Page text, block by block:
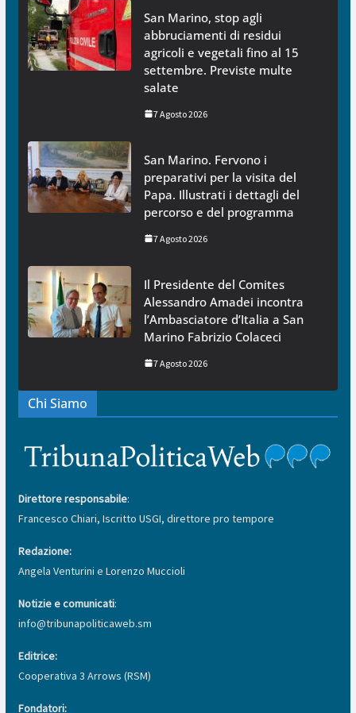
San Marino, stop agli
abbruciamenti di residui
agricoli e vegetali fino al 15
settembre. Previste multe
salate
7 Agosto 2026
San Marino. Fervono i
preparativi per la visita del
Papa. Illustrati i dettagli del
percorso e del programma
7 Agosto 2026
Il Presidente del Comites
Alessandro Amadei incontra
l’Ambasciatore d’Italia a San
Marino Fabrizio Colaceci
7 Agosto 2026
Chi Siamo
Direttore responsabile:
Francesco Chiari, Iscritto USGI, direttore pro tempore
Redazione:
Angela Venturini e Lorenzo Muccioli
Notizie e comunicati:
info@tribunapoliticaweb.sm
Editrice:
Cooperativa 3 Arrows (RSM)
Fondatori: